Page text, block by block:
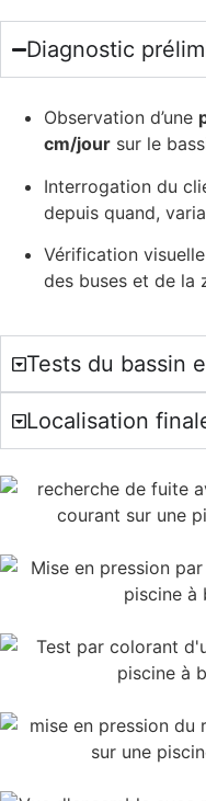
Diagnostic
Observation d’une
cm/jour sur le
Interrogation du
depuis quand,
Vérification
des buses et de la
Tests du bassin
Localisation